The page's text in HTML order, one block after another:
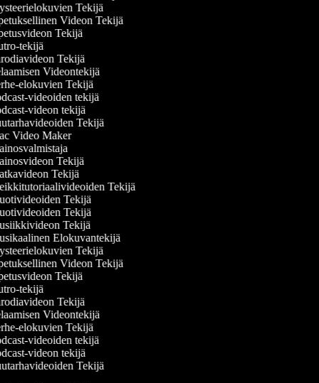
Tekijä
Videon Tekijä
Tekijä
tekijä
Tekijä
Videontekijä
elokuvien Tekijä
videoiden tekijä
videon tekijä
Tekijä
Video Maker
Tekijä
Tekijä
Tekijä
Tekijä
Tekijä
Tekijä
Elokuvantekijä
Tekijä
Videon Tekijä
Tekijä
tekijä
Tekijä
Videontekijä
elokuvien Tekijä
videoiden tekijä
videon tekijä
Tekijä